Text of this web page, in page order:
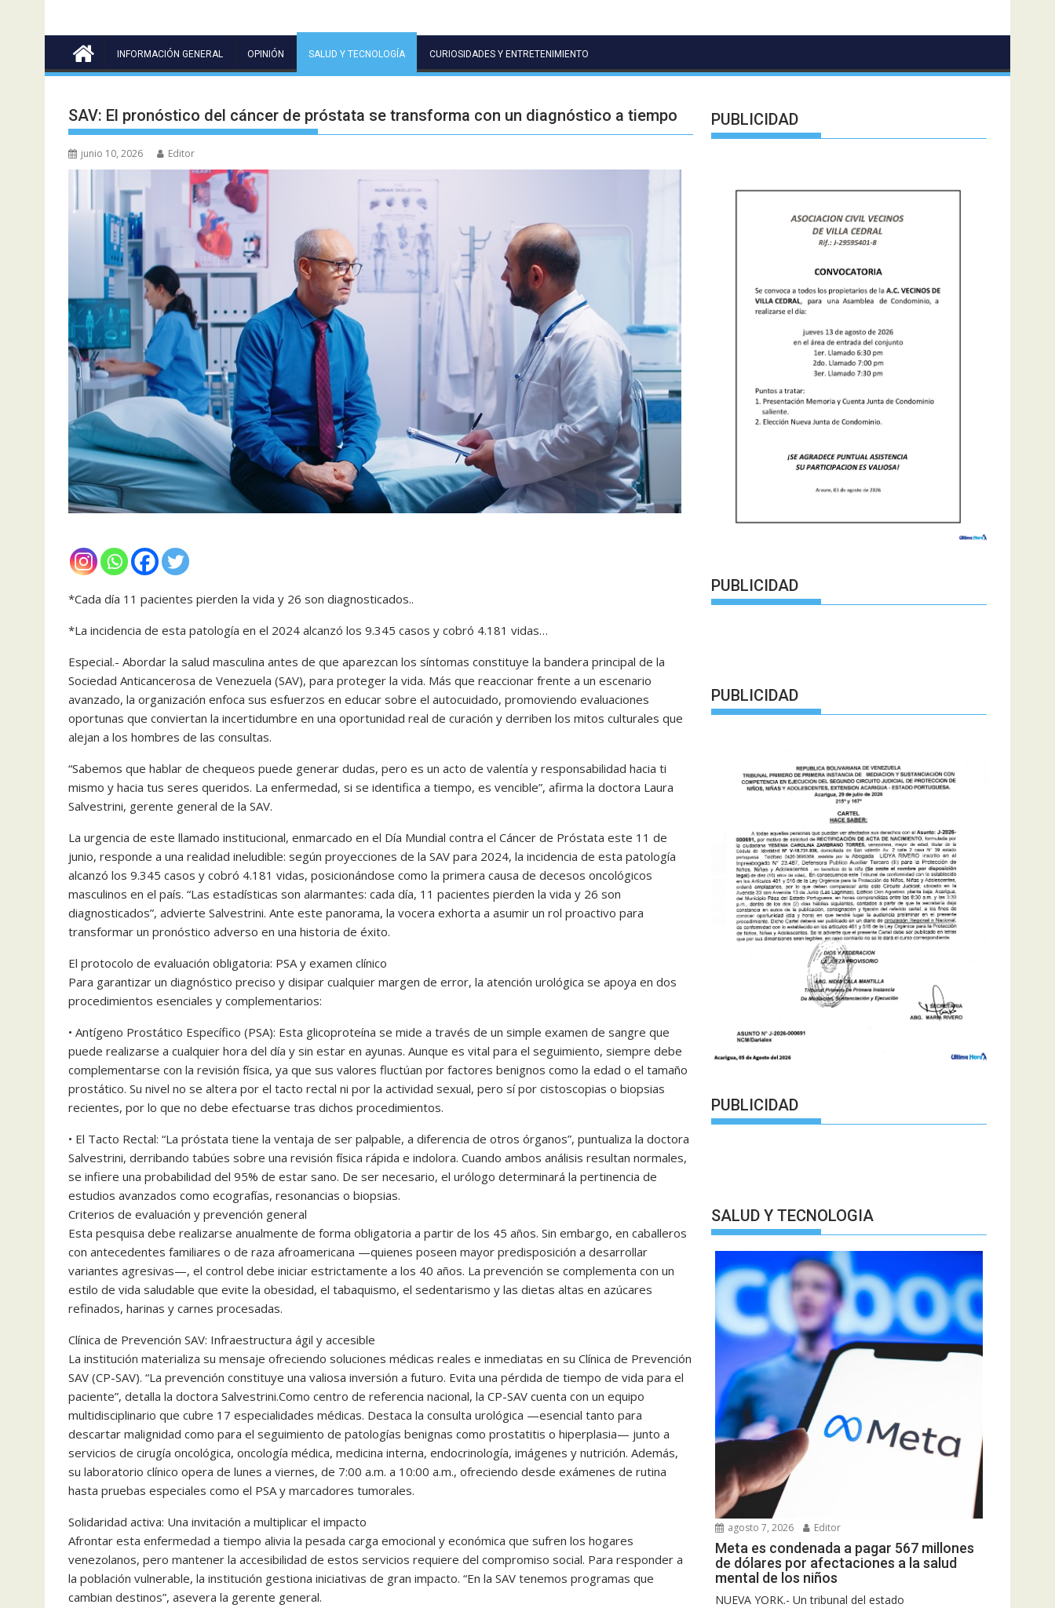
INFORMACIÓN GENERAL OPINIÓN SALUD Y TECNOLOGÍA CURIOSIDADES Y ENTRETENIMIENTO
SAV: El pronóstico del cáncer de próstata se transforma con un diagnóstico a tiempo
junio 10, 2026 Editor
*Cada día 11 pacientes pierden la vida y 26 son diagnosticados..
*La incidencia de esta patología en el 2024 alcanzó los 9.345 casos y cobró 4.181 vidas…
Especial.- Abordar la salud masculina antes de que aparezcan los síntomas constituye la bandera principal de la
Sociedad Anticancerosa de Venezuela (SAV), para proteger la vida. Más que reaccionar frente a un escenario
avanzado, la organización enfoca sus esfuerzos en educar sobre el autocuidado, promoviendo evaluaciones
oportunas que conviertan la incertidumbre en una oportunidad real de curación y derriben los mitos culturales que
alejan a los hombres de las consultas.
“Sabemos que hablar de chequeos puede generar dudas, pero es un acto de valentía y responsabilidad hacia ti
mismo y hacia tus seres queridos. La enfermedad, si se identifica a tiempo, es vencible”, afirma la doctora Laura
Salvestrini, gerente general de la SAV.
La urgencia de este llamado institucional, enmarcado en el Día Mundial contra el Cáncer de Próstata este 11 de
junio, responde a una realidad ineludible: según proyecciones de la SAV para 2024, la incidencia de esta patología
alcanzó los 9.345 casos y cobró 4.181 vidas, posicionándose como la primera causa de decesos oncológicos
masculinos en el país. “Las estadísticas son alarmantes: cada día, 11 pacientes pierden la vida y 26 son
diagnosticados”, advierte Salvestrini. Ante este panorama, la vocera exhorta a asumir un rol proactivo para
transformar un pronóstico adverso en una historia de éxito.
El protocolo de evaluación obligatoria: PSA y examen clínico
Para garantizar un diagnóstico preciso y disipar cualquier margen de error, la atención urológica se apoya en dos
procedimientos esenciales y complementarios:
• Antígeno Prostático Específico (PSA): Esta glicoproteína se mide a través de un simple examen de sangre que
puede realizarse a cualquier hora del día y sin estar en ayunas. Aunque es vital para el seguimiento, siempre debe
complementarse con la revisión física, ya que sus valores fluctúan por factores benignos como la edad o el tamaño
prostático. Su nivel no se altera por el tacto rectal ni por la actividad sexual, pero sí por cistoscopias o biopsias
recientes, por lo que no debe efectuarse tras dichos procedimientos.
• El Tacto Rectal: “La próstata tiene la ventaja de ser palpable, a diferencia de otros órganos”, puntualiza la doctora
Salvestrini, derribando tabúes sobre una revisión física rápida e indolora. Cuando ambos análisis resultan normales,
se infiere una probabilidad del 95% de estar sano. De ser necesario, el urólogo determinará la pertinencia de
estudios avanzados como ecografías, resonancias o biopsias.
Criterios de evaluación y prevención general
Esta pesquisa debe realizarse anualmente de forma obligatoria a partir de los 45 años. Sin embargo, en caballeros
con antecedentes familiares o de raza afroamericana —quienes poseen mayor predisposición a desarrollar
variantes agresivas—, el control debe iniciar estrictamente a los 40 años. La prevención se complementa con un
estilo de vida saludable que evite la obesidad, el tabaquismo, el sedentarismo y las dietas altas en azúcares
refinados, harinas y carnes procesadas.
Clínica de Prevención SAV: Infraestructura ágil y accesible
La institución materializa su mensaje ofreciendo soluciones médicas reales e inmediatas en su Clínica de Prevención
SAV (CP-SAV). “La prevención constituye una valiosa inversión a futuro. Evita una pérdida de tiempo de vida para el
paciente”, detalla la doctora Salvestrini.Como centro de referencia nacional, la CP-SAV cuenta con un equipo
multidisciplinario que cubre 17 especialidades médicas. Destaca la consulta urológica —esencial tanto para
descartar malignidad como para el seguimiento de patologías benignas como prostatitis o hiperplasia— junto a
servicios de cirugía oncológica, oncología médica, medicina interna, endocrinología, imágenes y nutrición. Además,
su laboratorio clínico opera de lunes a viernes, de 7:00 a.m. a 10:00 a.m., ofreciendo desde exámenes de rutina
hasta pruebas especiales como el PSA y marcadores tumorales.
Solidaridad activa: Una invitación a multiplicar el impacto
Afrontar esta enfermedad a tiempo alivia la pesada carga emocional y económica que sufren los hogares
venezolanos, pero mantener la accesibilidad de estos servicios requiere del compromiso social. Para responder a
la población vulnerable, la institución gestiona iniciativas de gran impacto. “En la SAV tenemos programas que
cambian destinos”, asevera la gerente general.
PUBLICIDAD
PUBLICIDAD
PUBLICIDAD
PUBLICIDAD
SALUD Y TECNOLOGIA
agosto 7, 2026 Editor
Meta es condenada a pagar 567 millones
de dólares por afectaciones a la salud
mental de los niños
NUEVA YORK.- Un tribunal del estado